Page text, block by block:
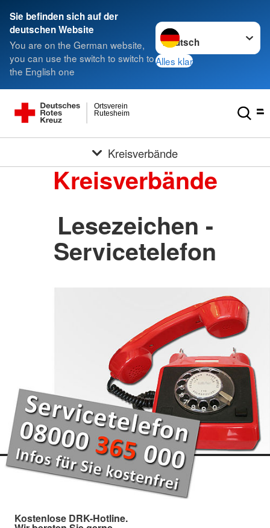
Sie befinden sich auf der
deutschen Website
You are on the German website,
you can use the switch to switch to
the English one
Sprache wechseln zu
Alles klar
Rutesheim
Ortsverein
Kreisverbände
Kreisverbände
Lesezeichen -
Servicetelefon
Kostenlose DRK-Hotline.